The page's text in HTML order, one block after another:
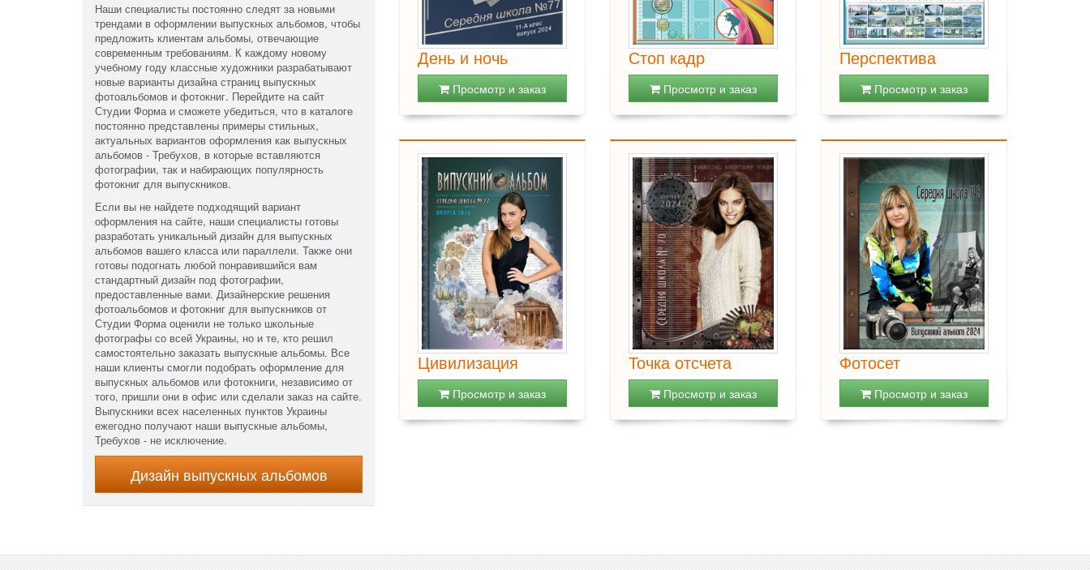
Наши специалисты постоянно следят за новыми
трендами в оформлении выпускных альбомов, чтобы
предложить клиентам альбомы, отвечающие
современным требованиям. К каждому новому
учебному году классные художники разрабатывают
новые варианты дизайна страниц выпускных
фотоальбомов и фотокниг. Перейдите на сайт
Студии Форма и сможете убедиться, что в каталоге
постоянно представлены примеры стильных,
актуальных вариантов оформления как выпускных
альбомов - Требухов, в которые вставляются
фотографии, так и набирающих популярность
фотокниг для выпускников.
Если вы не найдете подходящий вариант
оформления на сайте, наши специалисты готовы
разработать уникальный дизайн для выпускных
альбомов вашего класса или параллели. Также они
готовы подогнать любой понравившийся вам
стандартный дизайн под фотографии,
предоставленные вами. Дизайнерские решения
фотоальбомов и фотокниг для выпускников от
Студии Форма оценили не только школьные
фотографы со всей Украины, но и те, кто решил
самостоятельно заказать выпускные альбомы. Все
наши клиенты смогли подобрать оформление для
выпускных альбомов или фотокниги, независимо от
того, пришли они в офис или сделали заказ на сайте.
Выпускники всех населенных пунктов Украины
ежегодно получают наши выпускные альбомы,
Требухов - не исключение.
Дизайн выпускных альбомов
День и ночь
Просмотр и заказ
Стоп кадр
Просмотр и заказ
Перспектива
Просмотр и заказ
Цивилизация
Просмотр и заказ
Точка отсчета
Просмотр и заказ
Фотосет
Просмотр и заказ